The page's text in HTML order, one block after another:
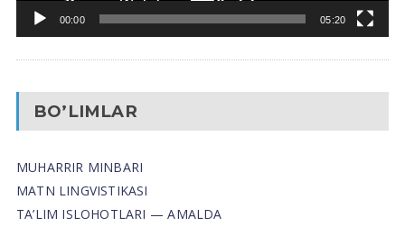
00:00 05:20
BO’LIMLAR
MUHARRIR MINBARI
MATN LINGVISTIKASI
TA’LIM ISLOHOTLARI — AMALDA